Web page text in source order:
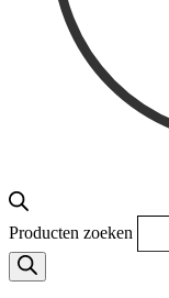
Producten zoeken